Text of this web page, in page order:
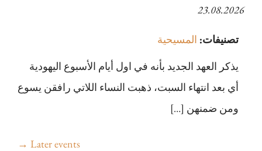
23.08.2026
تصنيفات: المسيحية
يذكر العهد الجديد بأنه في اول أيام الأسبوع اليهودية
أي بعد انتهاء السبت، ذهبت النساء اللاتي رافقن يسوع
ومن ضمنهن […]
Later events
→